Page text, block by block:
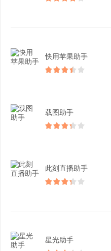
快用苹果助手
载图助手
此刻直播助手
星光助手